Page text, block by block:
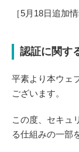
［5月18日追加情
認証に関す
平素より本ウェ
ございます。
この度、セキュ
る仕組みの一部